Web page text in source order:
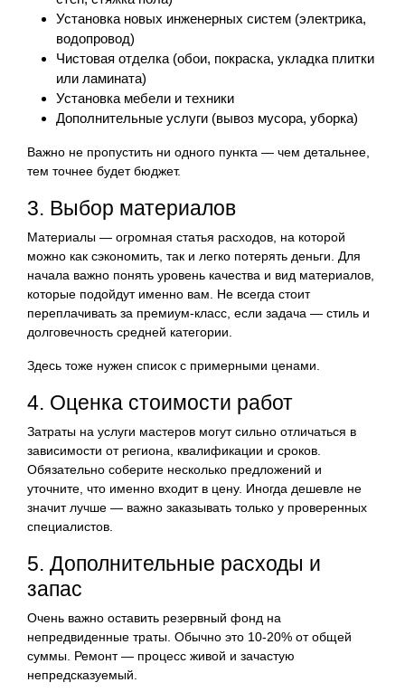
Установка новых инженерных систем (электрика,
водопровод)
Чистовая отделка (обои, покраска, укладка плитки
или ламината)
Установка мебели и техники
Дополнительные услуги (вывоз мусора, уборка)
Важно не пропустить ни одного пункта — чем детальнее,
тем точнее будет бюджет.
3. Выбор материалов
Материалы — огромная статья расходов, на которой
можно как сэкономить, так и легко потерять деньги. Для
начала важно понять уровень качества и вид материалов,
которые подойдут именно вам. Не всегда стоит
переплачивать за премиум-класс, если задача — стиль и
долговечность средней категории.
Здесь тоже нужен список с примерными ценами.
4. Оценка стоимости работ
Затраты на услуги мастеров могут сильно отличаться в
зависимости от региона, квалификации и сроков.
Обязательно соберите несколько предложений и
уточните, что именно входит в цену. Иногда дешевле не
значит лучше — важно заказывать только у проверенных
специалистов.
5. Дополнительные расходы и
запас
Очень важно оставить резервный фонд на
непредвиденные траты. Обычно это 10-20% от общей
суммы. Ремонт — процесс живой и зачастую
непредсказуемый.